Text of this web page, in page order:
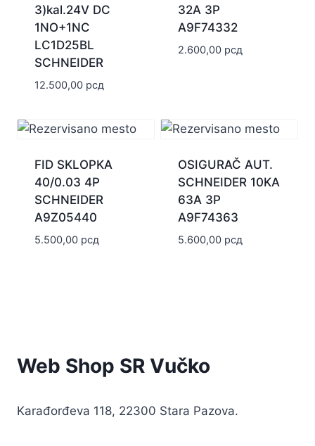
3)kal.24V DC
1NO+1NC
LC1D25BL
SCHNEIDER
12.500,00 рсд
32A 3P
A9F74332
2.600,00 рсд
FID SKLOPKA
40/0.03 4P
SCHNEIDER
A9Z05440
5.500,00 рсд
OSIGURAČ AUT.
SCHNEIDER 10KA
63A 3P
A9F74363
5.600,00 рсд
Web Shop SR Vučko
Karađorđeva 118, 22300 Stara Pazova.